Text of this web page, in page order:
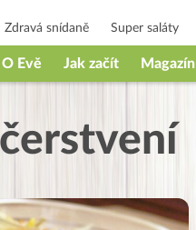
Zdravá snídaně Super saláty
O Evě Jak začít Magazín